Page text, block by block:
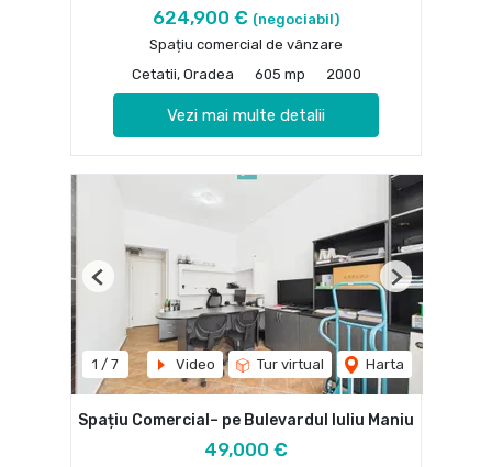
624,900 € (negociabil)
Spațiu comercial de vânzare
Cetatii, Oradea
605 mp 2000
Vezi mai multe detalii
1 / 7 Video Tur virtual Harta
Previous Next
Spațiu Comercial– pe Bulevardul Iuliu Maniu
49,000 €